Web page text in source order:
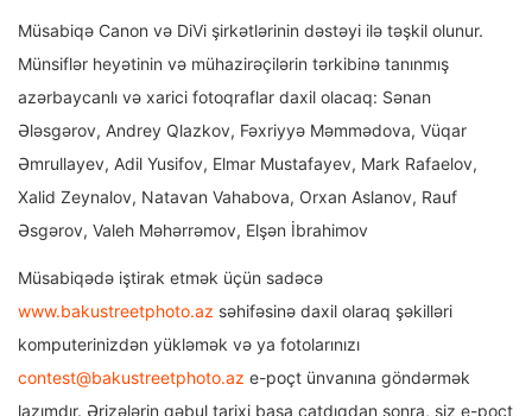
Müsabiqə Canon və DiVi şirkətlərinin dəstəyi ilə təşkil olunur.
Münsiflər heyətinin və mühazirəçilərin tərkibinə tanınmış
azərbaycanlı və xarici fotoqraflar daxil olacaq: Sənan
Ələsgərov, Andrey Qlazkov, Fəxriyyə Məmmədova, Vüqar
Əmrullayev, Adil Yusifov, Elmar Mustafayev, Mark Rafaelov,
Xalid Zeynalov, Natavan Vahabova, Orxan Aslanov, Rauf
Əsgərov, Valeh Məhərrəmov, Elşən İbrahimov
Müsabiqədə iştirak etmək üçün sadəcə
www.bakustreetphoto.az səhifəsinə daxil olaraq şəkilləri
komputerinizdən yükləmək və ya fotolarınızı
contest@bakustreetphoto.az e-poçt ünvanına göndərmək
lazımdır. Ərizələrin qəbul tarixi başa çatdıqdan sonra, siz e-poçt